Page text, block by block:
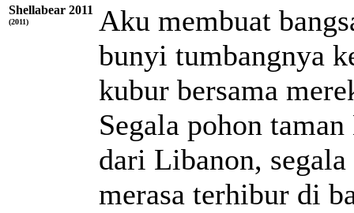
Shellabear 2011
(2011)
Aku membuat
bunyi tumbangnya
kubur bersama
Segala pohon
dari Libanon,
merasa terhibur di